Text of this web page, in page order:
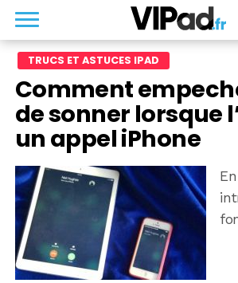
TRUCS ET ASTUCES IPAD
Comment
de sonner lorsque
un appel iPhone